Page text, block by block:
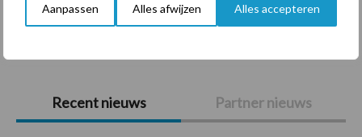
Aanpassen Alles afwijzen Alles accepteren
Primaire
Sidebar
Recent nieuws Partner nieuws
Toon meer